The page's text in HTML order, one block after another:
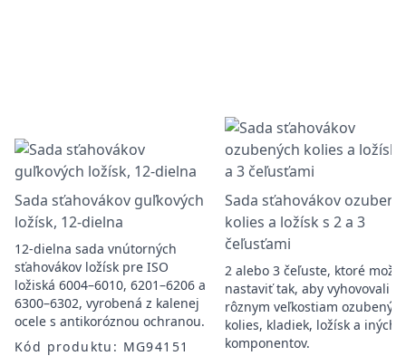
Sada sťahovákov guľkových
ložísk, 12-dielna
12-dielna sada vnútorných
sťahovákov ložísk pre ISO
ložiská 6004–6010, 6201–6206 a
6300–6302, vyrobená z kalenej
ocele s antikoróznou ochranou.
Kód produktu: MG94151
Sada sťahovákov
kolies a ložísk s 2 a 3
čeľusťami
2 alebo 3 čeľuste, ktoré
nastaviť tak, aby vyhovovali
rôznym veľkostiam
kolies, kladiek, ložísk a iných
komponentov.